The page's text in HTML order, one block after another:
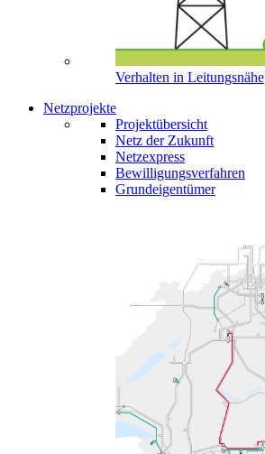
Verhalten in Leitungsnähe
Netzprojekte
Projektübersicht
Netz der Zukunft
Netzexpress
Bewilligungsverfahren
Grundeigentümer